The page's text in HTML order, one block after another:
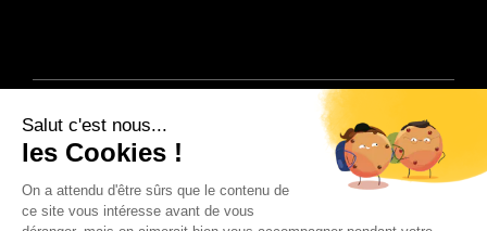
Précédent Suivant